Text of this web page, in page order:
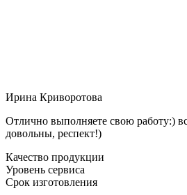
Ирина Криворотова
Отлично выполняете свою работу:)
довольны, респект!)
Качество продукции
Уровень сервиса
Срок изготовления